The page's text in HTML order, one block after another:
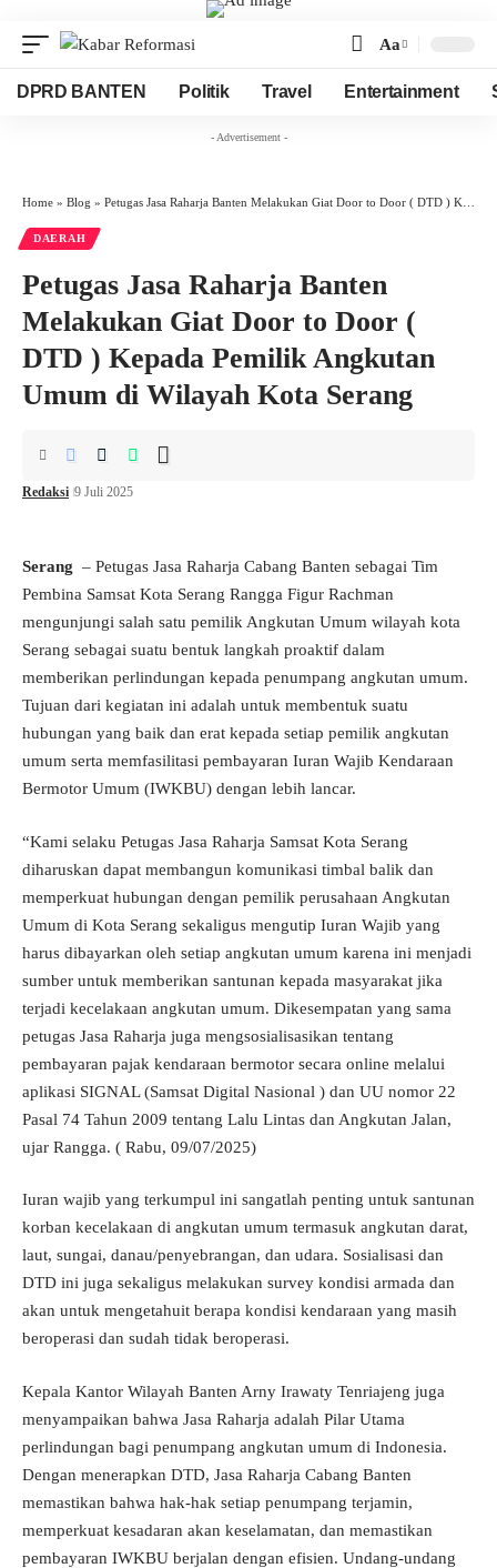
Font
Resizer
Aa
DPRD BANTEN Politik Travel Entertainment
- Advertisement -
Home » Blog » Petugas Jasa Raharja Banten Melakukan Giat Door to Door ( DTD ) Kepada Pemilik Angkutan Umum di Wilayah Kota Serang
DAERAH
Petugas Jasa Raharja Banten
Melakukan Giat Door to Door (
DTD ) Kepada Pemilik Angkutan
Umum di Wilayah Kota Serang
Redaksi 9 Juli 2025
Serang – Petugas Jasa Raharja Cabang Banten sebagai Tim
Pembina Samsat Kota Serang Rangga Figur Rachman
mengunjungi salah satu pemilik Angkutan Umum wilayah kota
Serang sebagai suatu bentuk langkah proaktif dalam
memberikan perlindungan kepada penumpang angkutan umum.
Tujuan dari kegiatan ini adalah untuk membentuk suatu
hubungan yang baik dan erat kepada setiap pemilik angkutan
umum serta memfasilitasi pembayaran Iuran Wajib Kendaraan
Bermotor Umum (IWKBU) dengan lebih lancar.
“Kami selaku Petugas Jasa Raharja Samsat Kota Serang
diharuskan dapat membangun komunikasi timbal balik dan
memperkuat hubungan dengan pemilik perusahaan Angkutan
Umum di Kota Serang sekaligus mengutip Iuran Wajib yang
harus dibayarkan oleh setiap angkutan umum karena ini menjadi
sumber untuk memberikan santunan kepada masyarakat jika
terjadi kecelakaan angkutan umum. Dikesempatan yang sama
petugas Jasa Raharja juga mengsosialisasikan tentang
pembayaran pajak kendaraan bermotor secara online melalui
aplikasi SIGNAL (Samsat Digital Nasional ) dan UU nomor 22
Pasal 74 Tahun 2009 tentang Lalu Lintas dan Angkutan Jalan,
ujar Rangga. ( Rabu, 09/07/2025)
Iuran wajib yang terkumpul ini sangatlah penting untuk santunan
korban kecelakaan di angkutan umum termasuk angkutan darat,
laut, sungai, danau/penyebrangan, dan udara. Sosialisasi dan
DTD ini juga sekaligus melakukan survey kondisi armada dan
akan untuk mengetahuit berapa kondisi kendaraan yang masih
beroperasi dan sudah tidak beroperasi.
Kepala Kantor Wilayah Banten Arny Irawaty Tenriajeng juga
menyampaikan bahwa Jasa Raharja adalah Pilar Utama
perlindungan bagi penumpang angkutan umum di Indonesia.
Dengan menerapkan DTD, Jasa Raharja Cabang Banten
memastikan bahwa hak-hak setiap penumpang terjamin,
memperkuat kesadaran akan keselamatan, dan memastikan
pembayaran IWKBU berjalan dengan efisien. Undang-undang